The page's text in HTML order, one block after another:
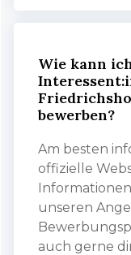
Wie kann
bewerben?
Am besten
offizielle
unseren
auch gerne